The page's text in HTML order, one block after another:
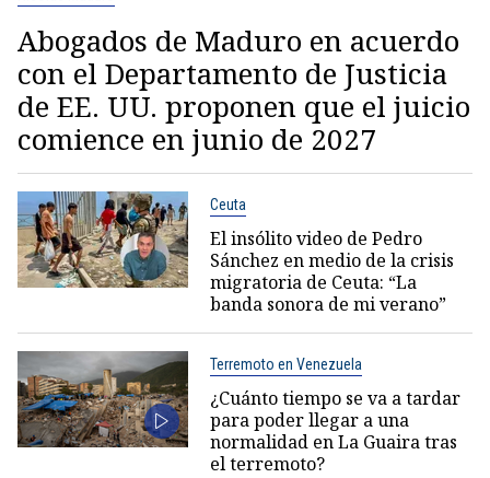
Abogados de Maduro en acuerdo
con el Departamento de Justicia
de EE. UU. proponen que el juicio
comience en junio de 2027
Ceuta
El insólito video de Pedro
Sánchez en medio de la crisis
migratoria de Ceuta: “La
banda sonora de mi verano”
Terremoto en Venezuela
¿Cuánto tiempo se va a tardar
para poder llegar a una
normalidad en La Guaira tras
el terremoto?